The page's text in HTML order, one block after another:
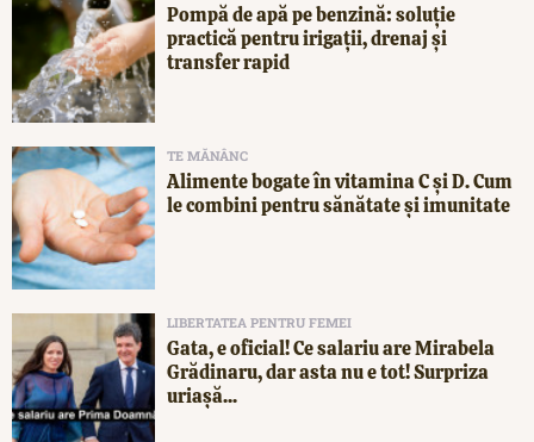
Pompă de apă pe benzină: soluție
practică pentru irigații, drenaj și
transfer rapid
TE MĂNÂNC
Alimente bogate în vitamina C și D. Cum
le combini pentru sănătate și imunitate
LIBERTATEA PENTRU FEMEI
Gata, e oficial! Ce salariu are Mirabela
Grădinaru, dar asta nu e tot! Surpriza
uriașă...